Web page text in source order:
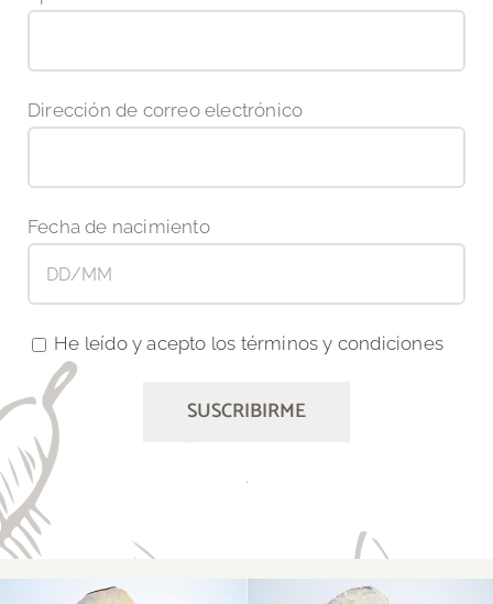
Dirección de correo electrónico
Fecha de nacimiento
He leído y acepto los términos y condiciones
.